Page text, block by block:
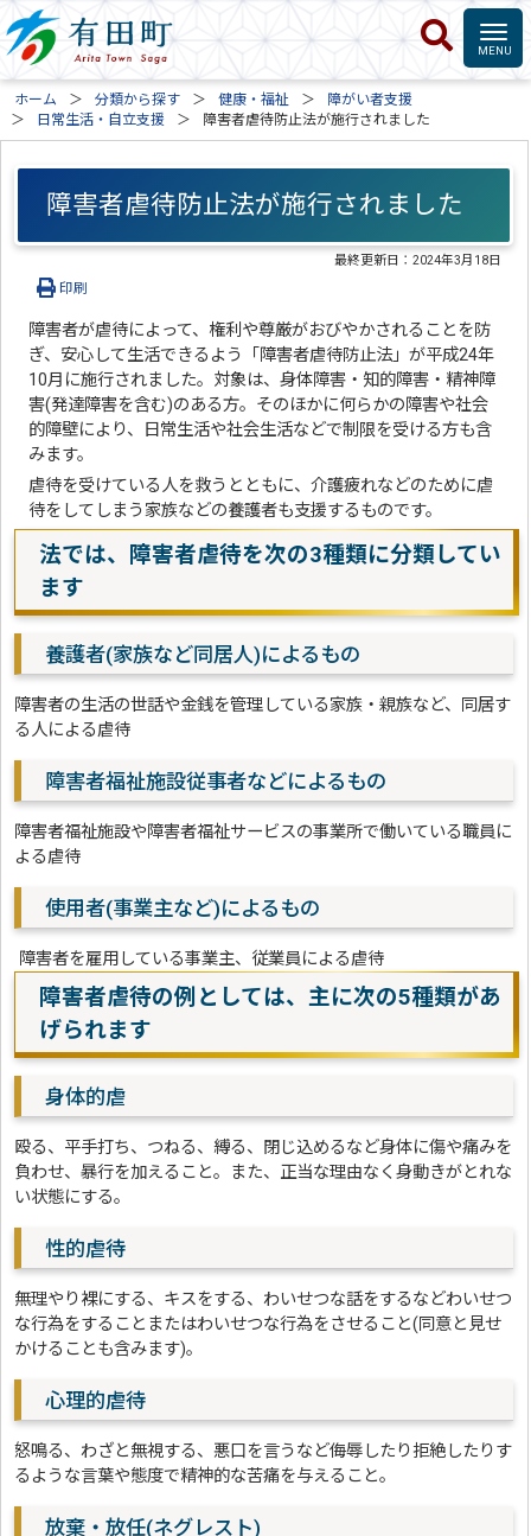
ホーム 分類から探す 健康・福祉
障がい者支援
日常生活・自立支援
障害者虐待防止法が施行されました
障害者虐待防止法が施行されました
最終更新日：2024年3月18日
印刷
障害者が虐待によって、権利や尊厳がおびやかされることを防
ぎ、安心して生活できるよう「障害者虐待防止法」が平成24年
10月に施行されました。対象は、身体障害・知的障害・精神障
害(発達障害を含む)のある方。そのほかに何らかの障害や社会
的障壁により、日常生活や社会生活などで制限を受ける方も含
みます。
虐待を受けている人を救うとともに、介護疲れなどのために虐
待をしてしまう家族などの養護者も支援するものです。
法では、障害者虐待を次の3種類に分類してい
ます
養護者(家族など同居人)によるもの
障害者の生活の世話や金銭を管理している家族・親族など、同居す
る人による虐待
障害者福祉施設従事者などによるもの
障害者福祉施設や障害者福祉サービスの事業所で働いている職員に
よる虐待
使用者(事業主など)によるもの
障害者を雇用している事業主、従業員による虐待
障害者虐待の例としては、主に次の5種類があ
げられます
身体的虐
殴る、平手打ち、つねる、縛る、閉じ込めるなど身体に傷や痛みを
負わせ、暴行を加えること。また、正当な理由なく身動きがとれな
い状態にする。
性的虐待
無理やり裸にする、キスをする、わいせつな話をするなどわいせつ
な行為をすることまたはわいせつな行為をさせること(同意と見せ
かけることも含みます)。
心理的虐待
怒鳴る、わざと無視する、悪口を言うなど侮辱したり拒絶したりす
るような言葉や態度で精神的な苦痛を与えること。
放棄・放任(ネグレスト)